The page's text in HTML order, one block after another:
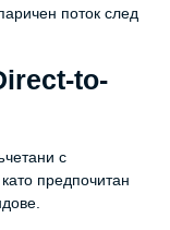
поток след
to-
с
предпочитан